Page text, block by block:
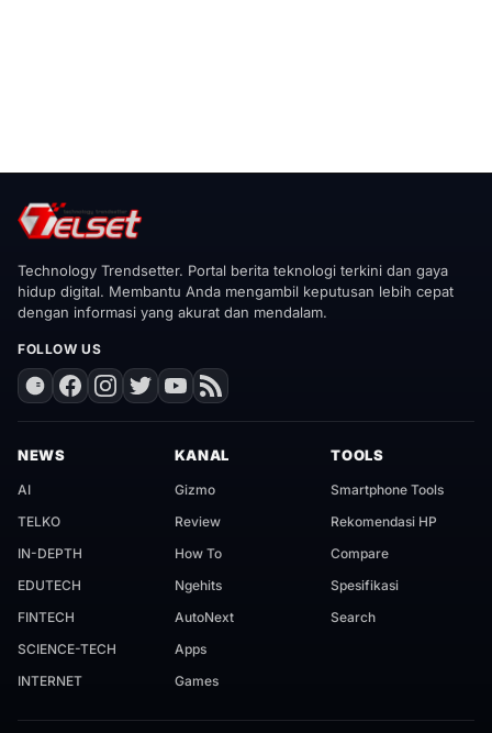
Technology Trendsetter. Portal berita teknologi terkini dan gaya
hidup digital. Membantu Anda mengambil keputusan lebih cepat
dengan informasi yang akurat dan mendalam.
FOLLOW US
NEWS
AI
TELKO
IN-DEPTH
EDUTECH
FINTECH
SCIENCE-TECH
INTERNET
KANAL
Gizmo
Review
How To
Ngehits
AutoNext
Apps
Games
TOOLS
Smartphone Tools
Rekomendasi HP
Compare
Spesifikasi
Search